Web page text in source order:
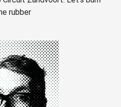
rubber